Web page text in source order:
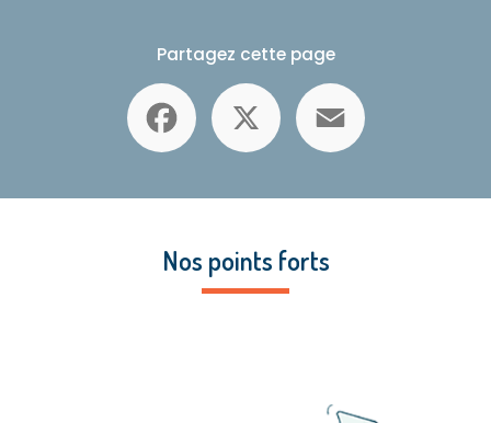
Partagez cette page
Facebook
Nos points forts